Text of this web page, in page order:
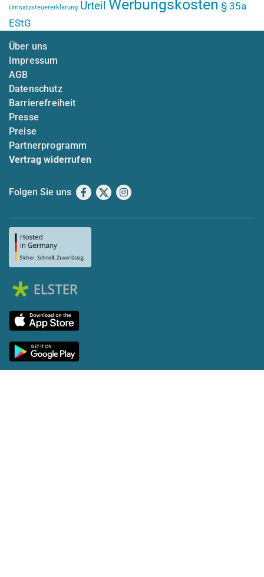
Umsatzsteuererklärung Urteil Werbungskosten § 35a
EStG
Über uns
Impressum
AGB
Datenschutz
Barrierefreiheit
Presse
Preise
Partnerprogramm
Vertrag widerrufen
Folgen Sie uns Facebook
X Instagram